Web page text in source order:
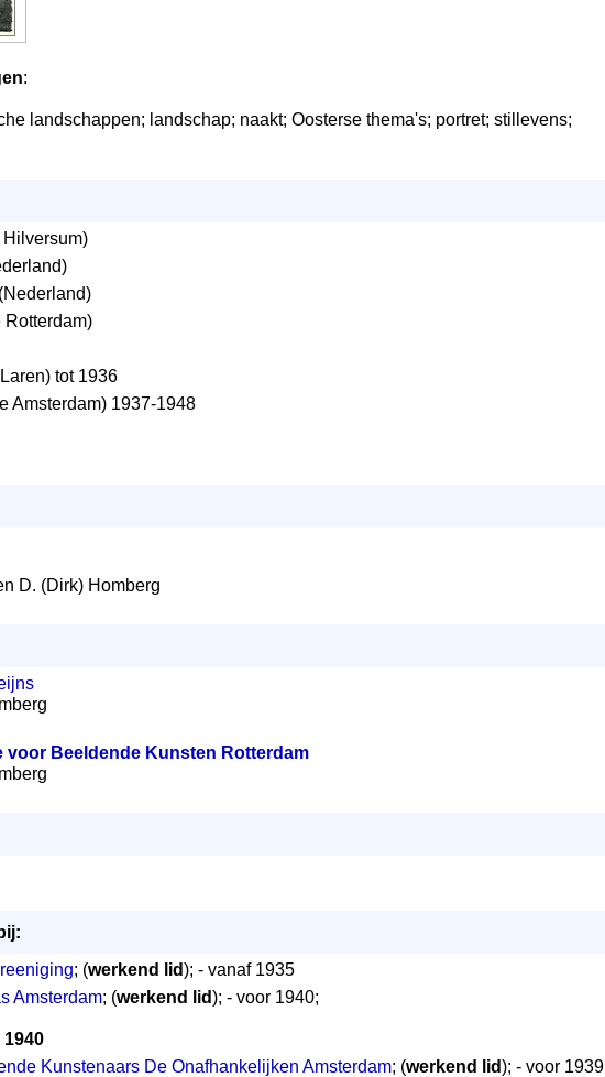
:
landschappen; landschap; naakt; Oosterse thema's; portret; stillevens;
Hilversum)
(Nederland)
Rotterdam)
tot 1936
Amsterdam) 1937-1948
D. (Dirk) Homberg
voor Beeldende Kunsten Rotterdam
; (werkend lid); - vanaf 1935
Amsterdam; (werkend lid); - voor 1940;
1940
Kunstenaars De Onafhankelijken Amsterdam; (werkend lid); - voor 1939